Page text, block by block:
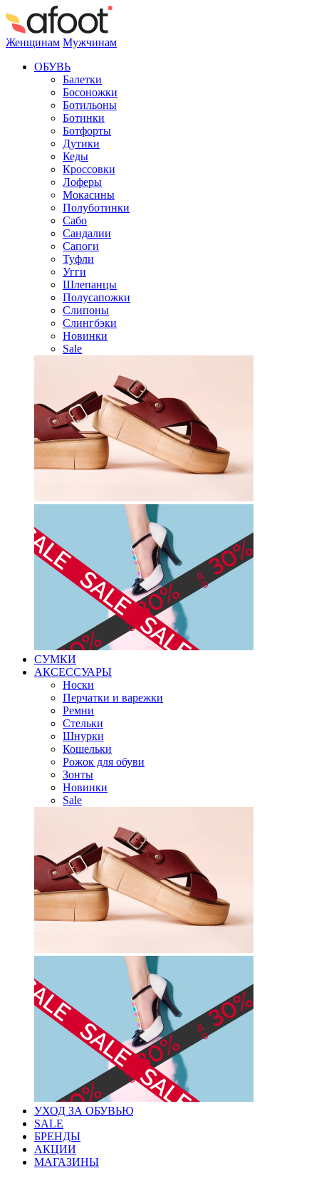
Женщинам Мужчинам
ОБУВЬ
Балетки
Босоножки
Ботильоны
Ботинки
Ботфорты
Дутики
Кеды
Кроссовки
Лоферы
Мокасины
Полуботинки
Сабо
Сандалии
Сапоги
Туфли
Угги
Шлепанцы
Полусапожки
Слипоны
Слингбэки
Новинки
Sale
СУМКИ
АКСЕССУАРЫ
Носки
Перчатки и варежки
Ремни
Стельки
Шнурки
Кошельки
Рожок для обуви
Зонты
Новинки
Sale
УХОД ЗА ОБУВЬЮ
SALE
БРЕНДЫ
АКЦИИ
МАГАЗИНЫ